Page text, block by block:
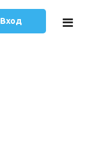
Вход